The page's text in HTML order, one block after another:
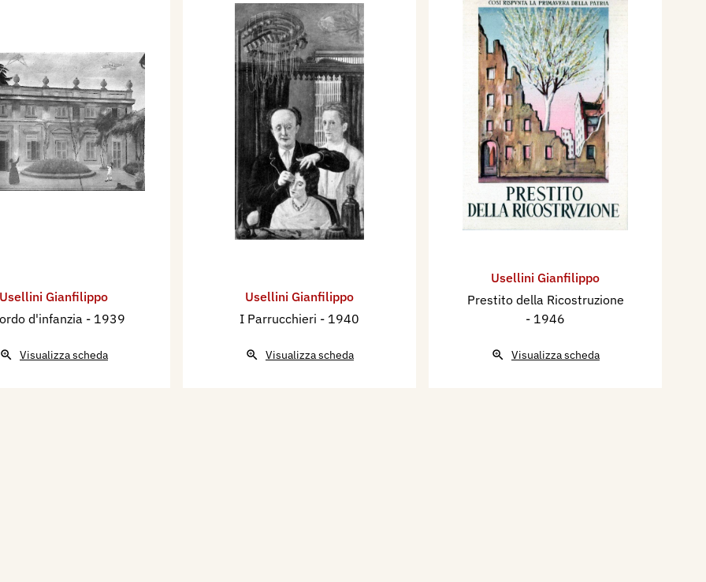
Usellini Gianfilippo
d'infanzia - 1939
Visualizza scheda
Usellini Gianfilippo
I Parrucchieri - 1940
Visualizza scheda
Usellini Gianfilippo
Prestito della Ricostruzione
- 1946
Visualizza scheda